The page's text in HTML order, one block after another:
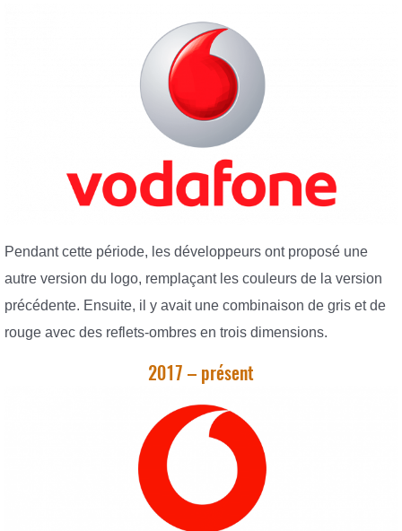
Pendant cette période, les développeurs ont proposé une
autre version du logo, remplaçant les couleurs de la version
précédente. Ensuite, il y avait une combinaison de gris et de
rouge avec des reflets-ombres en trois dimensions.
2017 – présent